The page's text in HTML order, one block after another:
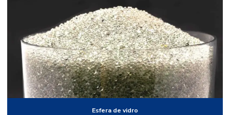
Esferas de aço inoxidável
Esferas de aço para moagem
Esferas de aço para rolamentos
Esferas de aço para solda
Esferas de alta alumina
Esfera de vidro